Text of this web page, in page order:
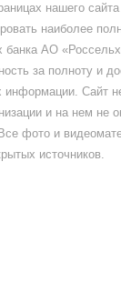
нашего
наиболее
банка АО
за полноту и
Сайт
и на нем не
фото и
источников.